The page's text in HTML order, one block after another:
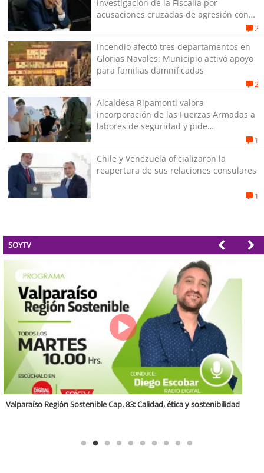
investigación de la Fiscalía por
acusaciones cruzadas de agresión con
2
Incendio afectó tres departamentos en
Glorias Navales: Municipio activó apoyo
para familias damnificadas
2
Alcaldesa Ripamonti valora
incorporación de las Fuerzas Armadas a
labores de seguridad y pide
1
Chile y Venezuela oficializaron la
reapertura de sus relaciones consulares
1
SOYTV